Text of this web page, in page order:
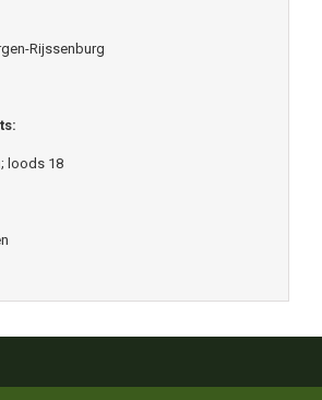
Rijssenburg
loods 18